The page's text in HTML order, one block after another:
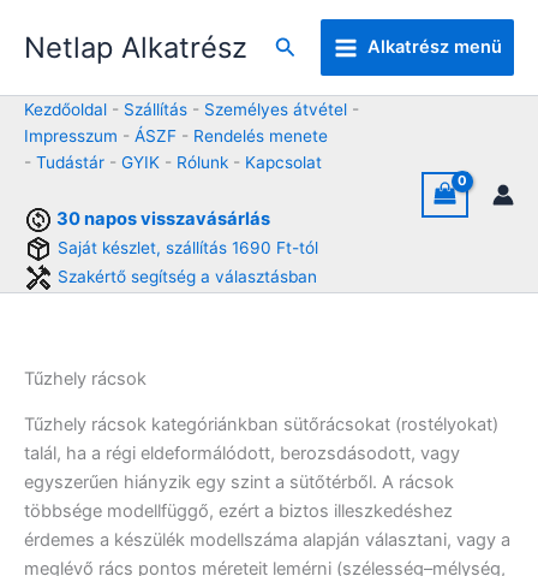
Netlap Alkatrész Keresés Alkatrész menü
Kezdőoldal - Szállítás - Személyes átvétel -
Impresszum - ÁSZF - Rendelés menete
- Tudástár - GYIK - Rólunk - Kapcsolat
30 napos visszavásárlás
Saját készlet, szállítás 1690 Ft-tól
Szakértő segítség a választásban
Tűzhely rácsok
Tűzhely rácsok kategóriánkban sütőrácsokat (rostélyokat)
talál, ha a régi eldeformálódott, berozsdásodott, vagy
egyszerűen hiányzik egy szint a sütőtérből. A rácsok
többsége modellfüggő, ezért a biztos illeszkedéshez
érdemes a készülék modellszáma alapján választani, vagy a
meglévő rács pontos méreteit lemérni (szélesség–mélység,